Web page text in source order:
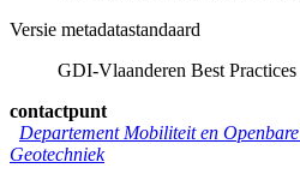
Versie metadatastandaard
GDI-Vlaanderen Best
contactpunt
Departement Mobiliteit en
Geotechniek